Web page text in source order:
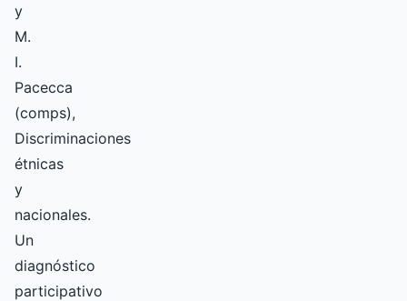
y
M.
I.
Pacecca
(comps),
Discriminaciones
étnicas
y
nacionales.
Un
diagnóstico
participativo